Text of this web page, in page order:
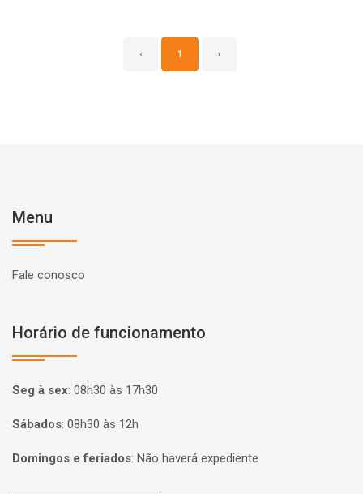
‹ 1 ›
Menu
Fale conosco
Horário de funcionamento
Seg à sex: 08h30 às 17h30
Sábados: 08h30 às 12h
Domingos e feriados: Não haverá expediente